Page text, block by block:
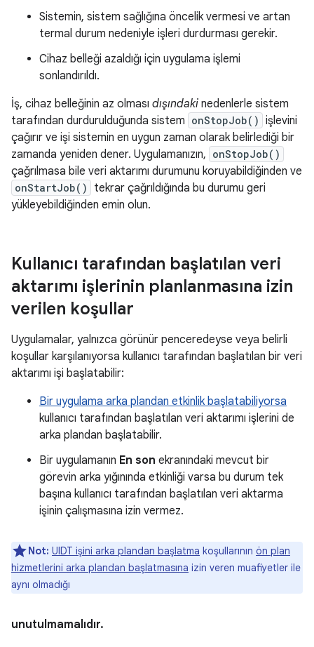
Sistemin, sistem sağlığına öncelik vermesi ve artan
termal durum nedeniyle işleri durdurması gerekir.
Cihaz belleği azaldığı için uygulama işlemi
sonlandırıldı.
İş, cihaz belleğinin az olması dışındaki nedenlerle sistem
tarafından durdurulduğunda sistem onStopJob() işlevini
çağırır ve işi sistemin en uygun zaman olarak belirlediği bir
zamanda yeniden dener. Uygulamanızın, onStopJob()
çağrılmasa bile veri aktarımı durumunu koruyabildiğinden ve
onStartJob()
tekrar çağrıldığında bu durumu geri
yükleyebildiğinden emin olun.
Kullanıcı tarafından başlatılan veri
aktarımı işlerinin planlanmasına izin
verilen koşullar
Uygulamalar, yalnızca görünür penceredeyse veya belirli
koşullar karşılanıyorsa kullanıcı tarafından başlatılan bir veri
aktarımı işi başlatabilir:
Bir uygulama arka plandan etkinlik başlatabiliyorsa
kullanıcı tarafından başlatılan veri aktarımı işlerini de
arka plandan başlatabilir.
Bir uygulamanın En son ekranındaki mevcut bir
görevin arka yığınında etkinliği varsa bu durum tek
başına kullanıcı tarafından başlatılan veri aktarma
işinin çalışmasına izin vermez.
Not: UIDT işini arka plandan başlatma koşullarının ön plan
hizmetlerini arka plandan başlatmasına izin veren muafiyetler ile
aynı olmadığı
unutulmamalıdır.